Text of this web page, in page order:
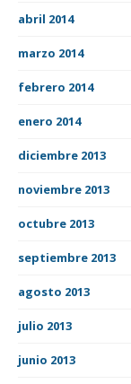
abril 2014
marzo 2014
febrero 2014
enero 2014
diciembre 2013
noviembre 2013
octubre 2013
septiembre 2013
agosto 2013
julio 2013
junio 2013